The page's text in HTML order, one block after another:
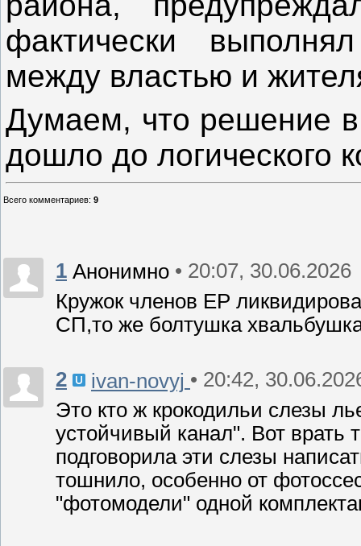
фактически
между властью и
Думаем, что решение
дошло до логического
Всего комментариев: 9
1 Анонимно • 20:07, 30.06.2026
Кружок членов ЕР
СП,то же болтушка
2 ivan-novyj • 20:42,
Это кто ж крокодильи слезы
устойчивый канал". Вот врать
подговорила эти слезы
тошнило, особенно от
"фотомодели" одной